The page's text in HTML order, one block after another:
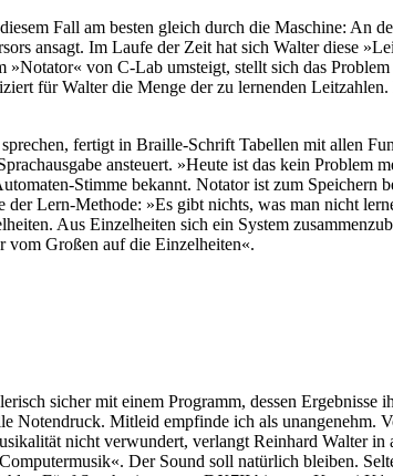
Fall am besten gleich durch die Maschine: An
ansagt. Im Laufe der Zeit hat sich Walter diese
von C-Lab umsteigt, stellt sich das
für Walter die Menge der zu lernenden
fertigt in Braille-Schrift Tabellen mit allen
ansteuert. »Heute ist das kein Problem
Stimme bekannt. Notator ist zum
der Lern-Methode: »Es gibt nichts, was man nicht
Aus Einzelheiten sich ein System
vom Großen auf die Einzelheiten«.
sicher mit einem Programm, dessen
Notendruck. Mitleid empfinde ich als unangenehm.
nicht verwundert, verlangt Reinhard Walter
Der Sound soll natürlich bleiben.